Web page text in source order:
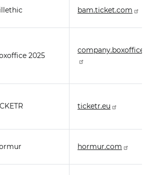
bam.ticket.com
2025
ticketr.eu
hormur.com